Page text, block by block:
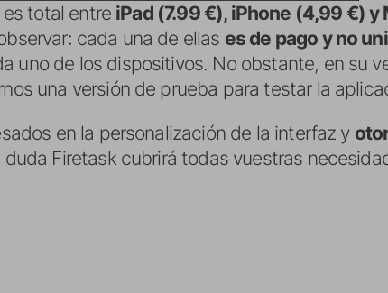
total entre iPad (7.99 €), iPhone (4,99 €) y
cada una de ellas es de pago y no
uno de los dispositivos. No obstante, en su
una versión de prueba para testar la
en la personalización de la interfaz y
duda Firetask cubrirá todas vuestras